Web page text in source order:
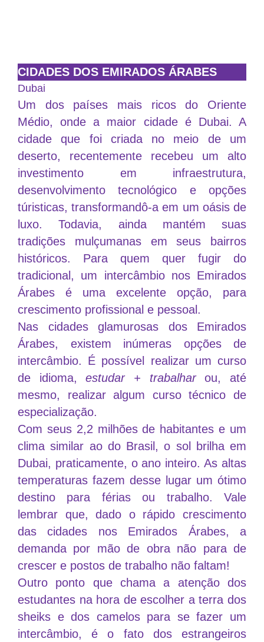
CIDADES DOS EMIRADOS ÁRABES
Dubai
Um dos países mais ricos do Oriente
Médio, onde a maior cidade é Dubai. A
cidade que foi criada no meio de um
deserto, recentemente recebeu um alto
investimento em infraestrutura,
desenvolvimento tecnológico e opções
túristicas, transformandô-a em um oásis de
luxo. Todavia, ainda mantém suas
tradições mulçumanas em seus bairros
históricos. Para quem quer fugir do
tradicional, um intercâmbio nos Emirados
Árabes é uma excelente opção, para
crescimento profissional e pessoal.
Nas cidades glamurosas dos Emirados
Árabes, existem inúmeras opções de
intercâmbio. É possível realizar um curso
de idioma,estudar + trabalharou, até
mesmo, realizar algum curso técnico de
especialização.
Com seus 2,2 milhões de habitantes e um
clima similar ao do Brasil, o sol brilha em
Dubai, praticamente, o ano inteiro. As altas
temperaturas fazem desse lugar um ótimo
destino para férias ou trabalho. Vale
lembrar que, dado o rápido crescimento
das cidades nos Emirados Árabes, a
demanda por mão de obra não para de
crescer e postos de trabalho não faltam!
Outro ponto que chama a atenção dos
estudantes na hora de escolher a terra dos
sheiks e dos camelos para se fazer um
intercâmbio, é o fato dos estrangeiros